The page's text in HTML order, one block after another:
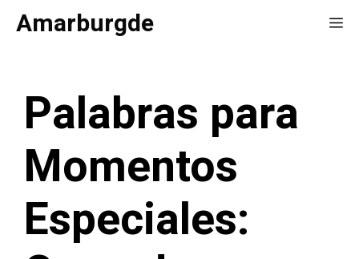
SaltarAmarburgde
Palabras para
Momentos
Especiales: